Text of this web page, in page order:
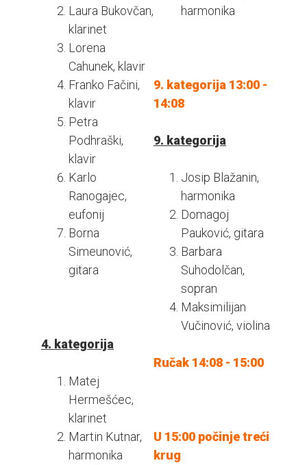
Laura Bukovčan,
klarinet
Lorena
Cahunek, klavir
Franko Fačini,
klavir
Petra
Podhraški,
klavir
Karlo
Ranogajec,
eufonij
Borna
Simeunović,
gitara
4. kategorija
Matej
Hermešćec,
klarinet
Martin Kutnar,
harmonika
harmonika
9. kategorija 13:00 -
14:08
9. kategorija
Josip Blažanin,
harmonika
Domagoj
Pauković, gitara
Barbara
Suhodolčan,
sopran
Maksimilijan
Vučinović, violina
Ručak 14:08 - 15:00
U 15:00 počinje treći
krug